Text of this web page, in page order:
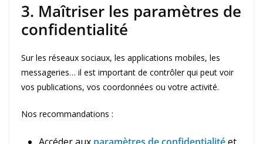
3. Maîtriser les paramètres de
confidentialité
Sur les réseaux sociaux, les applications mobiles, les
messageries… il est important de contrôler qui peut voir
vos publications, vos coordonnées ou votre activité.
Nos recommandations :